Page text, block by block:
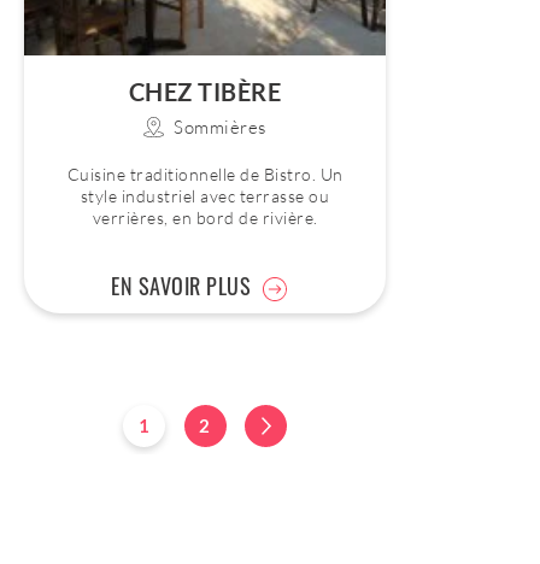
CHEZ TIBÈRE
Sommières
Cuisine traditionnelle de Bistro. Un
style industriel avec terrasse ou
verrières, en bord de rivière.
EN SAVOIR PLUS
1 2